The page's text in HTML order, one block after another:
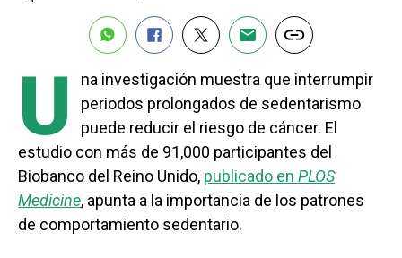
U
na investigación muestra que interrumpir
periodos prolongados de sedentarismo
puede reducir el riesgo de cáncer. El
estudio con más de 91,000 participantes del
Biobanco del Reino Unido, publicado en PLOS
Medicine, apunta a la importancia de los patrones
de comportamiento sedentario.